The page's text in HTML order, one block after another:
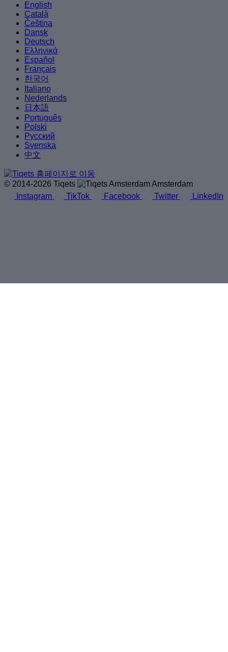
English
Català
Čeština
Dansk
Deutsch
Ελληνικά
Español
Français
한국어
Italiano
Nederlands
日本語
Português
Polski
Русский
Svenska
中文
© 2014-2026 Tiqets
Amsterdam
Instagram
TikTok Facebook Twitter LinkedIn